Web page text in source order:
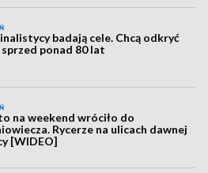
badają cele. Chcą odkryć
sprzed ponad 80 lat
na weekend wróciło do
Rycerze na ulicach dawnej
[WIDEO]